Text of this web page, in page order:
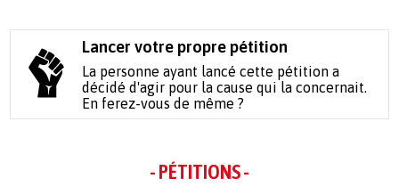
Lancer votre propre pétition
La personne ayant lancé cette pétition a
décidé d'agir pour la cause qui la concernait.
En ferez-vous de même ?
- PÉTITIONS -